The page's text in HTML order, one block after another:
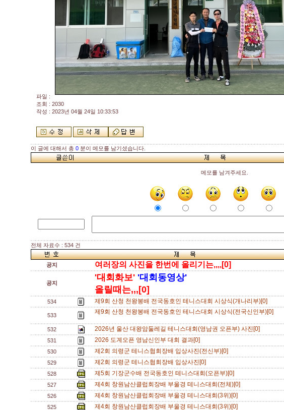
파일 :
조회 : 2030
작성 : 2023년 04월 24일 10:33:53
이 글에 대해서 총 0 분이 메모를 남기셨습니다.
메모를 남겨주세요.
전체 자료수 : 534 건
공지 여러장의 사진을 한번에 올리기는,,,,[0]
공지
'대회화보' '대회동영상'
올릴때는,,,[0]
534 제9회 산청 천왕봉배 전국동호인 테니스대회 시상식(개나리부)[0]
533 제9회 산청 천왕봉배 전국동호인 테니스대회 시상식(전국신인부)[0]
532 2026년 울산 대왕암둘레길 테니스대회(영남권 오픈부) 사진[0]
531
2026 도계오픈 영남신인부 대회 결과[0]
530
제2회 의령군 테니스협회장배 입상사진(전신부)[0]
529
제2회 의령군 테니스협회장배 입상사진[0]
528
제5회 기장군수배 전국동호인 테니스대회(오픈부)[0]
527
제4회 창원남산클럽회장배 부울경 테니스대회(전체)[0]
526
제4회 창원남산클럽회장배 부울경 테니스대회(3위)[0]
525
제4회 창원남산클럽회장배 부울경 테니스대회(3위)[0]